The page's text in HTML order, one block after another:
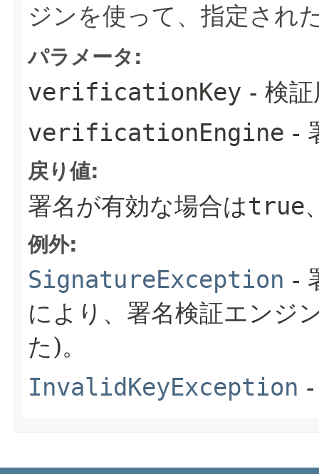
ジンを使って、指定され
パラメータ:
verificationKey - 検
verificationEngine -
戻り値:
署名が有効な場合はtrue
例外:
SignatureException -
により、署名検証エンジ
た)。
InvalidKeyException